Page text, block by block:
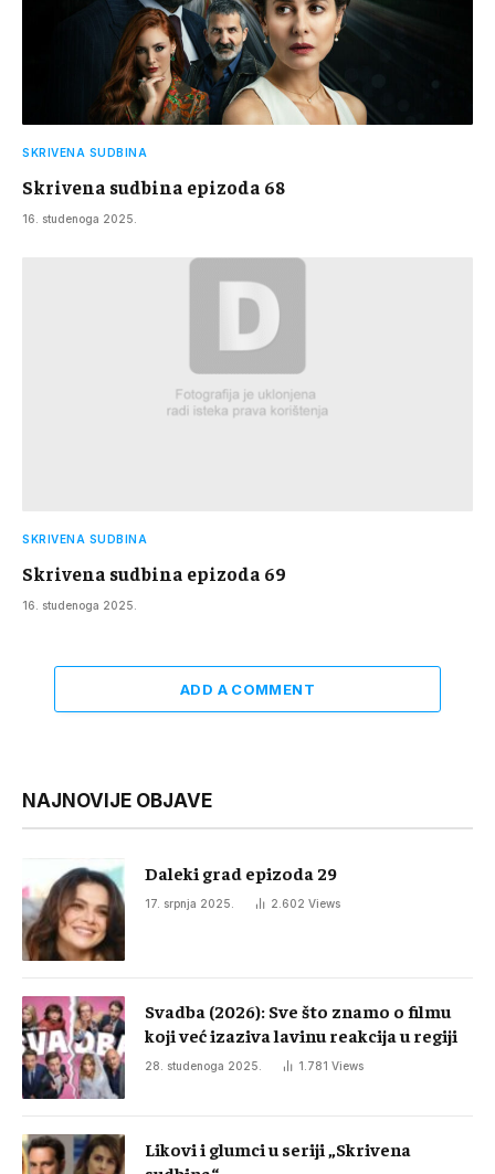
SKRIVENA SUDBINA
Skrivena sudbina epizoda 68
16. studenoga 2025.
SKRIVENA SUDBINA
Skrivena sudbina epizoda 69
16. studenoga 2025.
ADD A COMMENT
NAJNOVIJE OBJAVE
Daleki grad epizoda 29
17. srpnja 2025. 2.602 Views
Svadba (2026): Sve što znamo o filmu
koji već izaziva lavinu reakcija u regiji
28. studenoga 2025. 1.781 Views
Likovi i glumci u seriji „Skrivena